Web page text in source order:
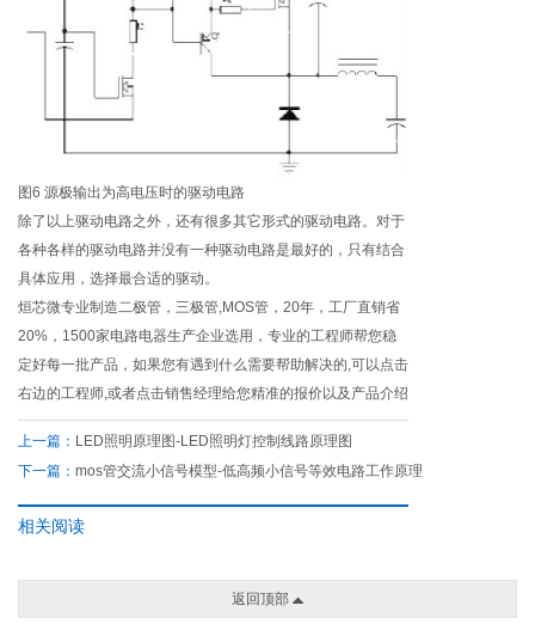
图6 源极输出为高电压时的驱动电路
除了以上驱动电路之外，还有很多其它形式的驱动电路。对于
各种各样的驱动电路并没有一种驱动电路是最好的，只有结合
具体应用，选择最合适的驱动。
烜芯微专业制造二极管，三极管,MOS管，20年，工厂直销省
20%，1500家电路电器生产企业选用，专业的工程师帮您稳
定好每一批产品，如果您有遇到什么需要帮助解决的,可以点击
右边的工程师,或者点击销售经理给您精准的报价以及产品介绍
上一篇： LED照明原理图-LED照明灯控制线路原理图
下一篇： mos管交流小信号模型-低高频小信号等效电路工作原理
相关阅读
返回顶部